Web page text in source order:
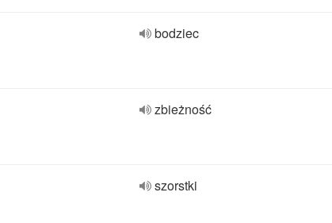
bodziec
zbieżność
szorstki